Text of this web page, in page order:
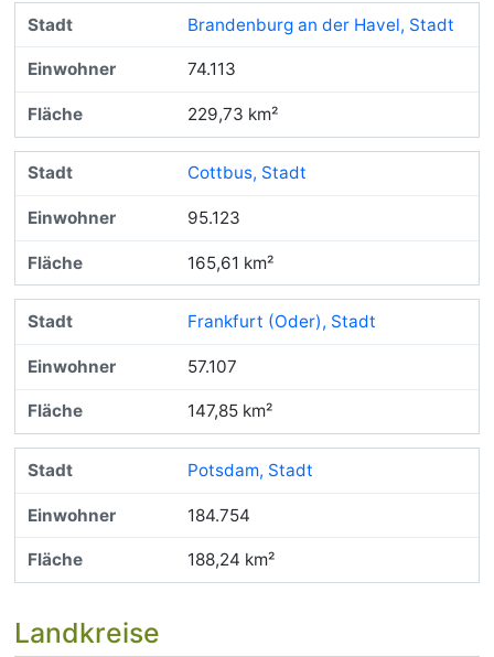
Brandenburg an der Havel, Stadt
74.113
229,73 km²
Cottbus, Stadt
95.123
165,61 km²
Frankfurt (Oder), Stadt
57.107
147,85 km²
Potsdam, Stadt
184.754
188,24 km²
Landkreise